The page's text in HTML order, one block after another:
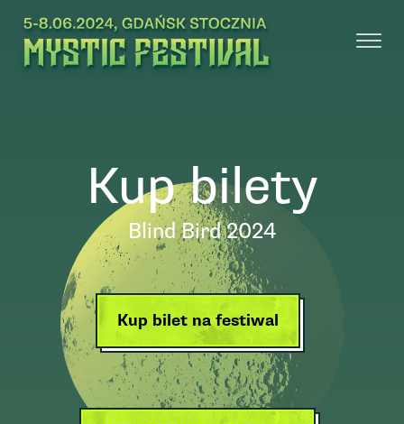
Kup bilety
Blind Bird 2024
Kup bilet na festiwal